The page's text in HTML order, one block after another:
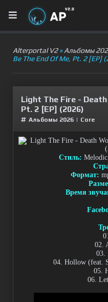
Alterportal V2»Альбомы
Be The End Of Me, Pt. 2 [EP]
Light The Fire -
Pt. 2 [EP] (2026)
Альбомы 2026 | Сore
Стиль:
Формат:
Время
02.
03.
04. Hollow (feat.
05.
06.